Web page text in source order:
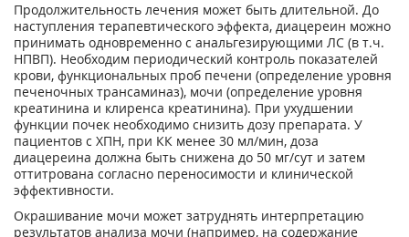
Продолжительность лечения может быть длительной. До
наступления терапевтического эффекта, диацереин можно
принимать одновременно с анальгезирующими ЛC (в т.ч.
НПВП). Необходим периодический контроль показателей
крови, функциональных проб печени (определение уровня
печеночных трансаминаз), мочи (определение уровня
креатинина и клиренса креатинина). При ухудшении
функции почек необходимо снизить дозу препарата. У
пациентов с ХПН, при КК менее 30 мл/мин, доза
диацереина должна быть снижена до 50 мг/сут и затем
оттитрована согласно переносимости и клинической
эффективности.
Окрашивание мочи может затруднять интерпретацию
результатов анализа мочи (например, на содержание